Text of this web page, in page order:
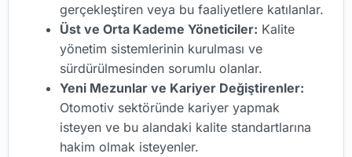
gerçekleştiren veya bu faaliyetlere katılanlar.
Üst ve Orta Kademe Yöneticiler: Kalite
yönetim sistemlerinin kurulması ve
sürdürülmesinden sorumlu olanlar.
Yeni Mezunlar ve Kariyer Değiştirenler:
Otomotiv sektöründe kariyer yapmak
isteyen ve bu alandaki kalite standartlarına
hakim olmak isteyenler.